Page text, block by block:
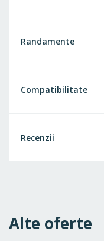
Randamente
Compatibilitate
Recenzii
Alte oferte